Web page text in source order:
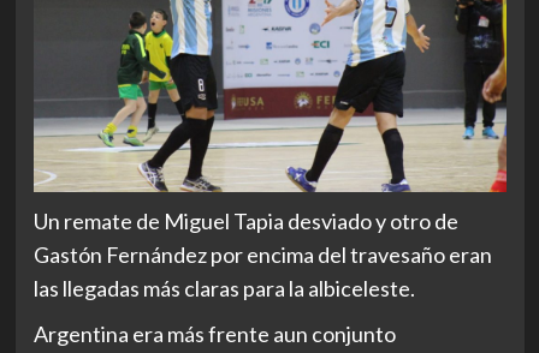
Un remate de Miguel Tapia desviado y otro de
Gastón Fernández por encima del travesaño eran
las llegadas más claras para la albiceleste.
Argentina era más frente aun conjunto